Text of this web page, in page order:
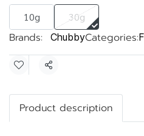
10g 30g
Brands: ChubbyCategories:
Share
Product description